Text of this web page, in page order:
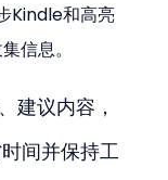
Kindle和高亮
信息。
建议内容，
间并保持工